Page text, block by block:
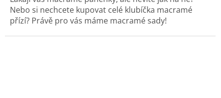
Nebo si nechcete kupovat celé klubíčka macramé
přízí? Právě pro vás máme macramé sady!